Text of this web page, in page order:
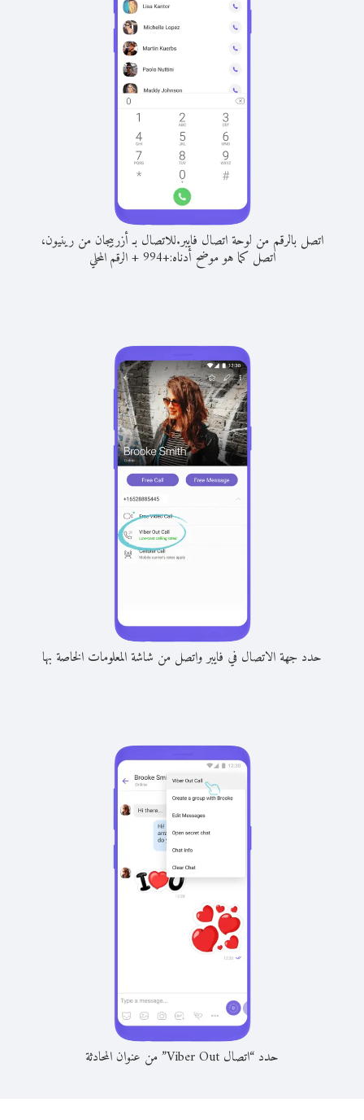
اتصل بالرقم من لوحة اتصال فايبر.للاتصال بـ أزربيجان من رينيون،
اتصل كما هو موضح أدناه:+
994
+الرقم المحلي
حدد جهة الاتصال في فايبر واتصل من شاشة المعلومات الخاصة بها
حدد “اتصال Viber Out” من عنوان المحادثة